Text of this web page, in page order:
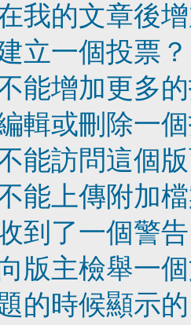
我的文章後
立一個投票？
能增加更多
輯或刪除一
能訪問這個
能上傳附加
到了一個警
版主檢舉一
的時候顯示